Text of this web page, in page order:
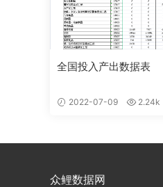
全国投入产出数据表
2022-07-09 2.24k
众鲤数据网